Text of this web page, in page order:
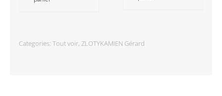
Categories: Tout voir, ZLOTYKAMIEN Gérard